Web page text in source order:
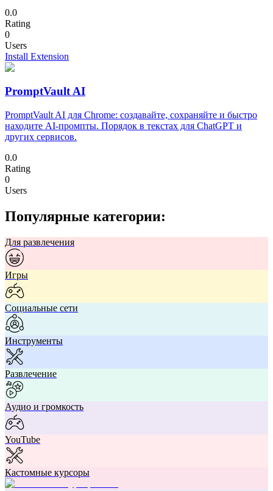
0.0
Rating
0
Users
Install Extension
PromptVault AI
PromptVault AI для Chrome: создавайте, сохраняйте и быстро
находите AI-промпты. Порядок в текстах для ChatGPT и
других сервисов.
0.0
Rating
0
Users
Популярные категории:
Для развлечения
Игры
Социальные сети
Инструменты
Развлечение
Аудио и громкость
YouTube
Кастомные курсоры